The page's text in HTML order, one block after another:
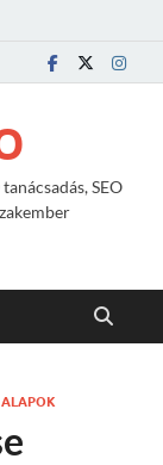
SEO
ALAPOK